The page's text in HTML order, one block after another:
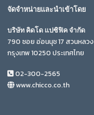
จัดจำหน่ายและนำเข้าโดย
บริษัท คิดโด แปซิฟิค จำกัด
790 ซอย อ่อนนุช 17 สวนหลวง
กรุงเทพ 10250 ประเทศไทย
02-300-2565
www.chicco.co.th